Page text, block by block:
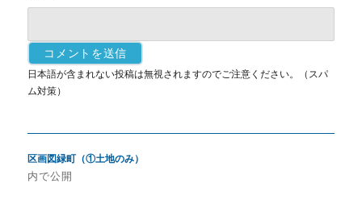
日本語が含まれない投稿は無視されますのでご注意ください。（スパ
ム対策）
稿
区画図緑町（①土地のみ）
内で公開